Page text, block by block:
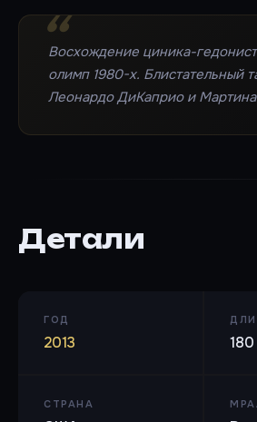
Восхождение циника-
олимп 1980-х. Блистательный
Леонардо ДиКаприо и
Детали
ГОД
2013
СТРАНА